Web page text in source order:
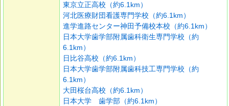
東京立正高校（約6.1km）
河北医療財団看護専門学校（約6.1km）
進学進路センター神田予備校本校（約6.1km）
日本大学歯学部附属歯科衛生専門学校（約
6.1km）
日比谷高校（約6.1km）
日本大学歯学部附属歯科技工専門学校（約
6.1km）
大田桜台高校（約6.1km）
日本大学 歯学部（約6.1km）